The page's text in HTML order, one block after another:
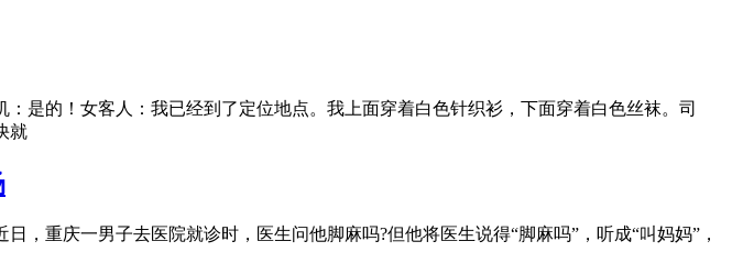
是的！女客人：我已经到了定位地点。我上面穿着白色针织衫，下面穿着白色丝袜。司
就
，重庆一男子去医院就诊时，医生问他脚麻吗?但他将医生说得“脚麻吗”，听成“叫妈妈”，